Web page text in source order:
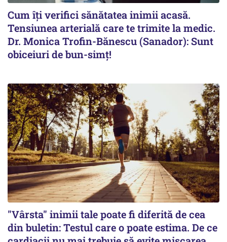
Cum îți verifici sănătatea inimii acasă.
Tensiunea arterială care te trimite la medic.
Dr. Monica Trofin-Bănescu (Sanador): Sunt
obiceiuri de bun-simț!
"Vârsta" inimii tale poate fi diferită de cea
din buletin: Testul care o poate estima. De ce